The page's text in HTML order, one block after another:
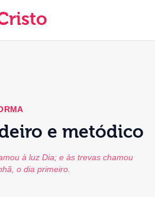
e metódico
à luz Dia; e às trevas chamou
o dia primeiro.